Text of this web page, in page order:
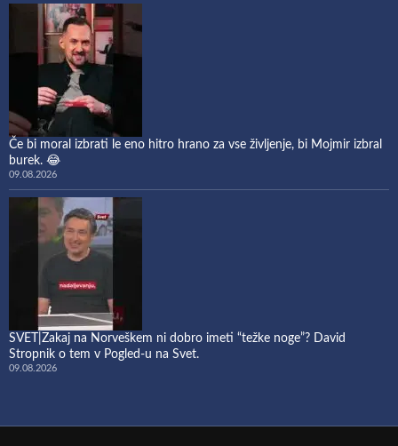
Če bi moral izbrati le eno hitro hrano za vse življenje, bi Mojmir izbral
burek. 😂
09.08.2026
SVET|Zakaj na Norveškem ni dobro imeti “težke noge”? David
Stropnik o tem v Pogled-u na Svet.
09.08.2026